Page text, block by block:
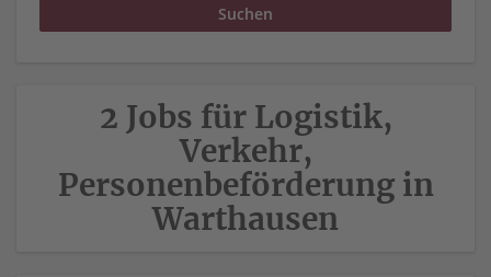
2 Jobs für Logistik,
Verkehr,
Personenbeförderung in
Warthausen